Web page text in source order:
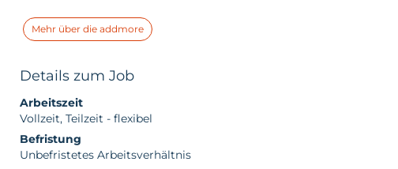
Mehr über die addmore
Details zum Job
Arbeitszeit
Vollzeit, Teilzeit - flexibel
Befristung
Unbefristetes Arbeitsverhältnis